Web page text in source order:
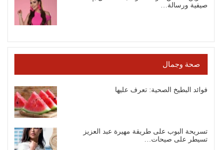
صيفية ورسالة…
صحة وجمال
فوائد البطيخ الصحية: تعرف عليها
تسريحة البوب على طريقة مهيرة عبد العزيز
تسيطر على صيحات…